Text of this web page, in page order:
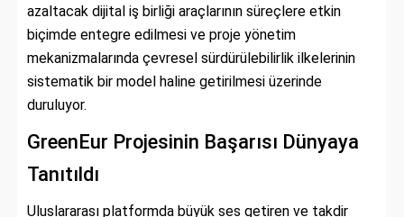
azaltacak dijital iş birliği araçlarının süreçlere etkin
biçimde entegre edilmesi ve proje yönetim
mekanizmalarında çevresel sürdürülebilirlik ilkelerinin
sistematik bir model haline getirilmesi üzerinde
duruluyor.
GreenEur Projesinin Başarısı Dünyaya
Tanıtıldı
Uluslararası platformda büyük ses getiren ve takdir